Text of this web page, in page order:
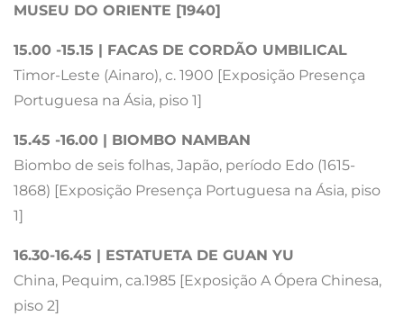
MUSEU DO ORIENTE [1940]
15.00 -15.15 | FACAS DE CORDÃO UMBILICAL
Timor-Leste (Ainaro), c. 1900 [Exposição Presença
Portuguesa na Ásia, piso 1]
15.45 -16.00 | BIOMBO NAMBAN
Biombo de seis folhas, Japão, período Edo (1615-
1868) [Exposição Presença Portuguesa na Ásia, piso
1]
16.30-16.45 | ESTATUETA DE GUAN YU
China, Pequim, ca.1985 [Exposição A Ópera Chinesa,
piso 2]